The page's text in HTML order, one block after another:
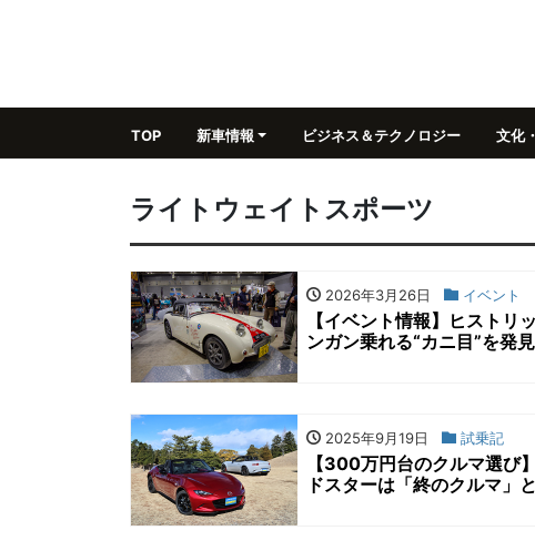
TOP 新車情報 ビジネス＆テクノロジー 文化
ライトウェイトスポーツ
2026年3月26日 イベント
【イベント情報】ヒスト
ンガン乗れる“カニ目”を発
2025年9月19日 試乗記
【300万円台のクルマ選び
ドスターは「終のクルマ」